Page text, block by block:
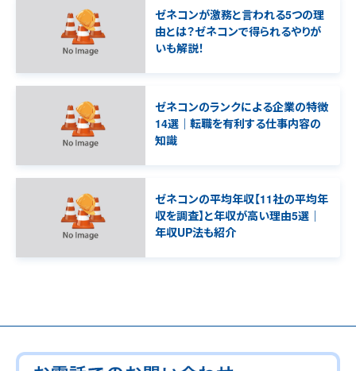
ゼネコンが激務と言われる5つの理
由とは？ゼネコンで得られるやりが
いも解説！
ゼネコンのランクによる企業の特徴
14選｜転職を有利する仕事内容の
知識
ゼネコンの平均年収【11社の平均年
収を調査】と年収が高い理由5選｜
年収UP法も紹介